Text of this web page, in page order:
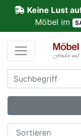
Keine Lust
Möbel im
Anmelden
PREMIUM
Schnell
lieferbar